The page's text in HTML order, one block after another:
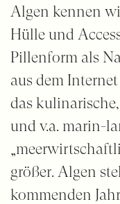
Algen kennen
Hülle und
Pillenform als
aus dem
das
und v.a. marin-
größer. Algen
kommenden